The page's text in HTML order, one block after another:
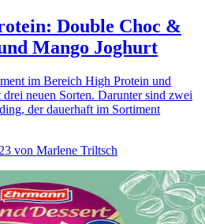
Double Choc &
Mango Joghurt
im Bereich High Protein und
drei neuen Sorten. Darunter sind zwei
der dauerhaft im Sortiment
von Marlene Triltsch